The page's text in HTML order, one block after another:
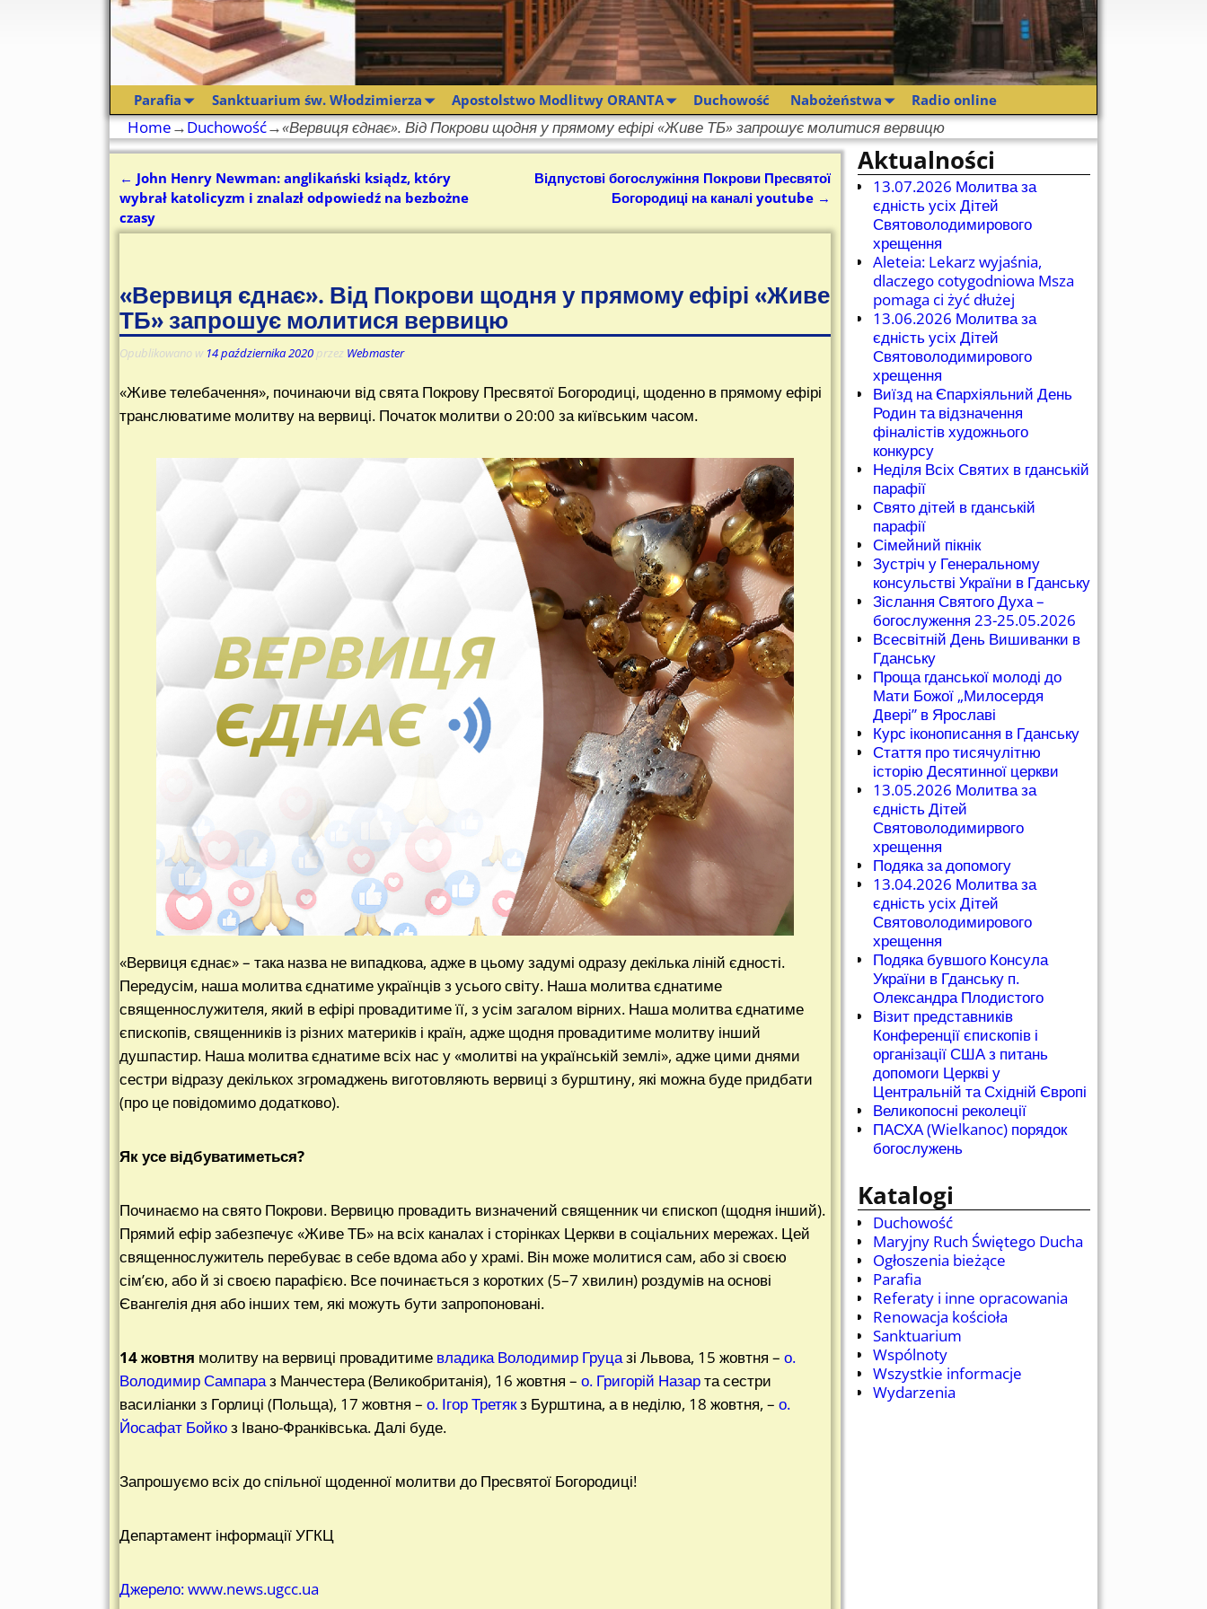
Parafia Sanktuarium św. Włodzimierza Apostolstwo Modlitwy ORANTA Duchowość Nabożeństwa Radio online
Home→Duchowość→«Вервиця єднає». Від Покрови щодня у прямому ефірі «Живе ТБ» запрошує молитися вервицю
Nawigacja
← John Henry Newman: anglikański ksiądz, który
wybrał katolicyzm i znalazł odpowiedź na bezbożne
czasy
Відпустові богослужіння Покрови Пресвятої
Богородиці на каналі youtube →
«Вервиця єднає». Від Покрови щодня у прямому ефірі «Живе
ТБ» запрошує молитися вервицю
Opublikowano w 14 października 2020 przez Webmaster
«Живе телебачення», починаючи від свята Покрову Пресвятої Богородиці, щоденно в прямому ефірі
транслюватиме молитву на вервиці. Початок молитви о 20:00 за київським часом.
«Вервиця єднає» – така назва не випадкова, адже в цьому задумі одразу декілька ліній єдності.
Передусім, наша молитва єднатиме українців з усього світу. Наша молитва єднатиме
священнослужителя, який в ефірі провадитиме її, з усім загалом вірних. Наша молитва єднатиме
єпископів, священників із різних материків і країн, адже щодня провадитиме молитву інший
душпастир. Наша молитва єднатиме всіх нас у «молитві на українській землі», адже цими днями
сестри відразу декількох згромаджень виготовляють вервиці з бурштину, які можна буде придбати
(про це повідомимо додатково).
Як усе відбуватиметься?
Починаємо на свято Покрови. Вервицю провадить визначений священник чи єпископ (щодня інший).
Прямий ефір забезпечує «Живе ТБ» на всіх каналах і сторінках Церкви в соціальних мережах. Цей
священнослужитель перебуває в себе вдома або у храмі. Він може молитися сам, або зі своєю
сім’єю, або й зі своєю парафією. Все починається з коротких (5–7 хвилин) роздумів на основі
Євангелія дня або інших тем, які можуть бути запропоновані.
14 жовтня молитву на вервиці провадитиме владика Володимир Груцазі Львова, 15 жовтня – о.
Володимир Сампараз Манчестера (Великобританія), 16 жовтня – о. Григорій Назарта сестри
василіанки з Горлиці (Польща), 17 жовтня – о. Ігор Третякз Бурштина, а в неділю, 18 жовтня, – о.
Йосафат Бойкоз Івано-Франківська. Далі буде.
Запрошуємо всіх до спільної щоденної молитви до Пресвятої Богородиці!
Департамент інформації УГКЦ
Джерело: www.news.ugcc.ua
Aktualności
13.07.2026 Молитва за
єдність усіх Дітей
Святоволодимирового
хрещення
Aleteia: Lekarz wyjaśnia,
dlaczego cotygodniowa Msza
pomaga ci żyć dłużej
13.06.2026 Молитва за
єдність усіх Дітей
Святоволодимирового
хрещення
Виїзд на Єпархіяльний День
Родин та відзначення
фіналістів художнього
конкурсу
Неділя Всіх Святих в гданській
парафії
Свято дітей в гданській
парафії
Сімейний пікнік
Зустріч у Генеральному
консульстві України в Гданську
Зіслання Святого Духа –
богослуження 23-25.05.2026
Всесвітній День Вишиванки в
Гданську
Проща гданської молоді до
Мати Божої „Милосердя
Двері” в Ярославі
Курс іконописання в Гданську
Стаття про тисячулітню
історію Десятинної церкви
13.05.2026 Молитва за
єдність Дітей
Святоволодимирвого
хрещення
Подяка за допомогу
13.04.2026 Молитва за
єдність усіх Дітей
Святоволодимирового
хрещення
Подяка бувшого Консула
України в Гданську п.
Олександра Плодистого
Візит представників
Конференції єпископів і
організації США з питань
допомоги Церкві у
Центральній та Східній Європі
Великопосні реколеції
ПАСХА (Wielkanoc) порядок
богослужень
Katalogi
Duchowość
Maryjny Ruch Świętego Ducha
Ogłoszenia bieżące
Parafia
Referaty i inne opracowania
Renowacja kościoła
Sanktuarium
Wspólnoty
Wszystkie informacje
Wydarzenia